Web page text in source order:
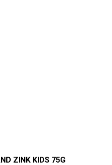
ZINK KIDS 75G